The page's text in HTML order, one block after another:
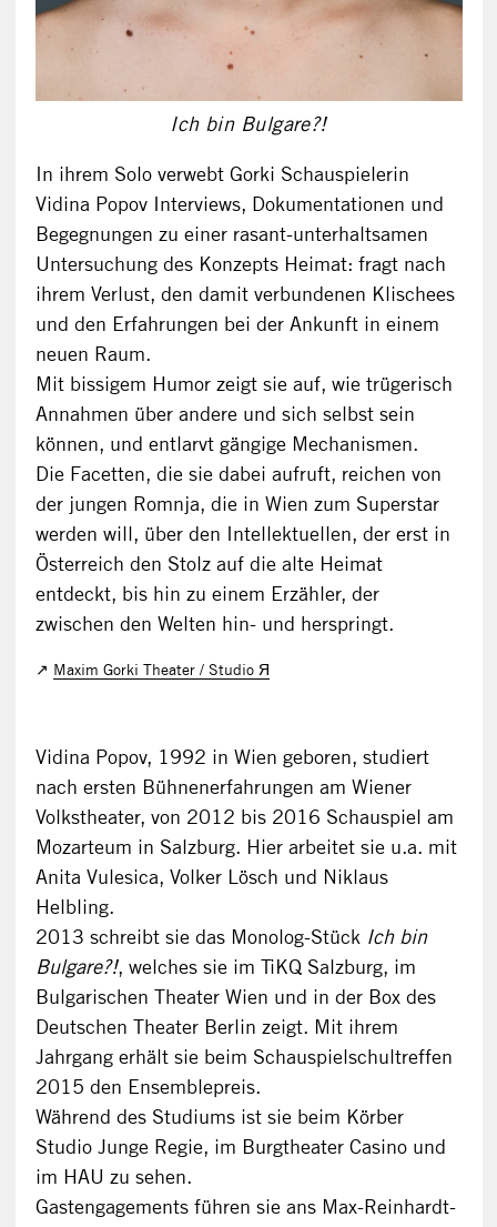
Ich bin Bulgare?!
In ihrem Solo verwebt Gorki Schauspielerin
Vidina Popov Interviews, Dokumentationen und
Begegnungen zu einer rasant-unterhaltsamen
Untersuchung des Konzepts Heimat: fragt nach
ihrem Verlust, den damit verbundenen Klischees
und den Erfahrungen bei der Ankunft in einem
neuen Raum.
Mit bissigem Humor zeigt sie auf, wie trügerisch
Annahmen über andere und sich selbst sein
können, und entlarvt gängige Mechanismen.
Die Facetten, die sie dabei aufruft, reichen von
der jungen Romnja, die in Wien zum Superstar
werden will, über den Intellektuellen, der erst in
Österreich den Stolz auf die alte Heimat
entdeckt, bis hin zu einem Erzähler, der
zwischen den Welten hin- und herspringt.
Maxim Gorki Theater / Studio Я
Vidina Popov, 1992 in Wien geboren, studiert
nach ersten Bühnenerfahrungen am Wiener
Volkstheater, von 2012 bis 2016 Schauspiel am
Mozarteum in Salzburg. Hier arbeitet sie u.a. mit
Anita Vulesica, Volker Lösch und Niklaus
Helbling.
2013 schreibt sie das Monolog-Stück Ich bin
Bulgare?!, welches sie im TiKQ Salzburg, im
Bulgarischen Theater Wien und in der Box des
Deutschen Theater Berlin zeigt. Mit ihrem
Jahrgang erhält sie beim Schauspielschultreffen
2015 den Ensemblepreis.
Während des Studiums ist sie beim Körber
Studio Junge Regie, im Burgtheater Casino und
im HAU zu sehen.
Gastengagements führen sie ans Max-Reinhardt-